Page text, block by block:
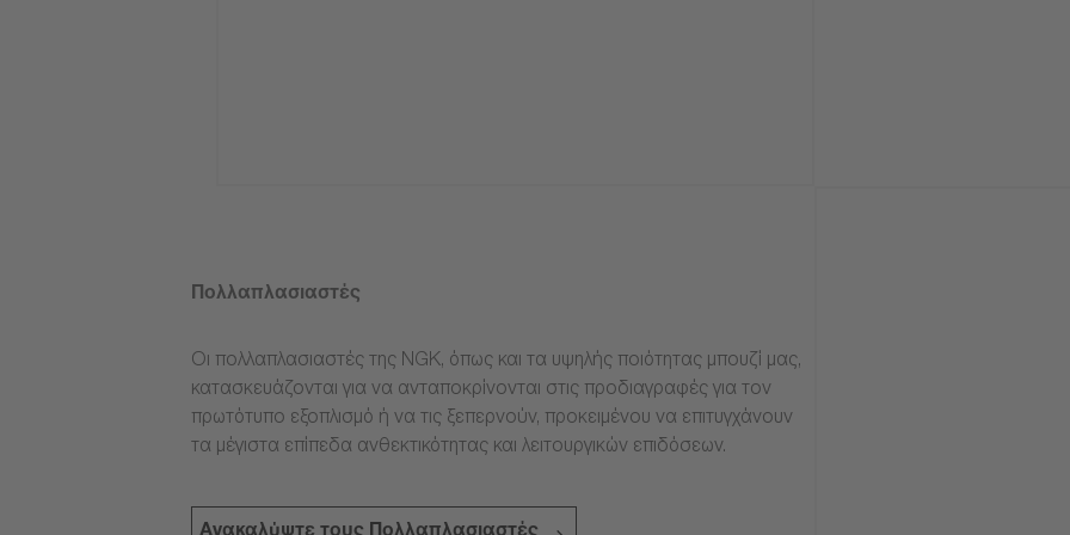
Πολλαπλασιαστές
Οι πολλαπλασιαστές της NGK, όπως και τα υψηλής ποιότητας μπουζί μας,
κατασκευάζονται για να ανταποκρίνονται στις προδιαγραφές για τον
πρωτότυπο εξοπλισμό ή να τις ξεπερνούν, προκειμένου να επιτυγχάνουν
τα μέγιστα επίπεδα ανθεκτικότητας και λειτουργικών επιδόσεων.